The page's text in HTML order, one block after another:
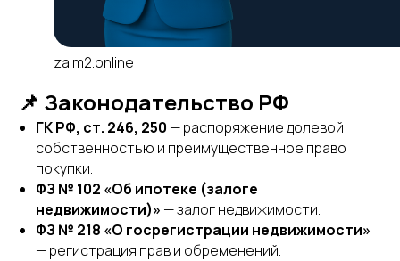
zaim2.online
📌 Законодательство РФ
ГК РФ, ст. 246, 250 — распоряжение долевой
собственностью и преимущественное право
покупки.
ФЗ № 102 «Об ипотеке (залоге
недвижимости)» — залог недвижимости.
ФЗ № 218 «О госрегистрации недвижимости»
— регистрация прав и обременений.